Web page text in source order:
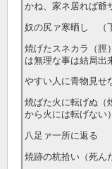
かね、家ネ居れば爺
奴の尻ァ寒晒し （
焼げたスネカラ（
は無理な事は結局出
やすい人に青物見せ
焼ばた火に転げぬ
から火には転げない
八足ァ一所に返る
焼跡の杭拾い（死ん